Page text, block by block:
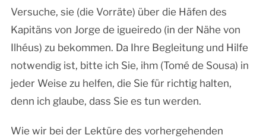
Versuche, sie (die Vorräte) über die Häfen des
Kapitäns von Jorge de igueiredo (in der Nähe von
Ilhéus) zu bekommen. Da Ihre Begleitung und Hilfe
notwendig ist, bitte ich Sie, ihm (Tomé de Sousa) in
jeder Weise zu helfen, die Sie für richtig halten,
denn ich glaube, dass Sie es tun werden.
Wie wir bei der Lektüre des vorhergehenden